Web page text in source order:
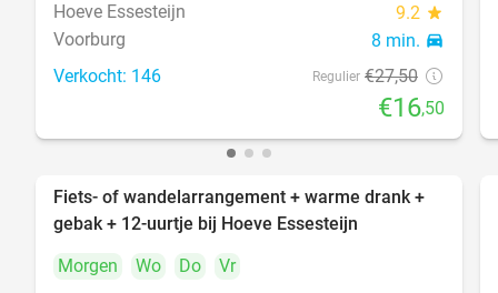
Hoeve Essesteijn
9.2 star
Voorburg 8 min. directions_car
Verkocht: 146 Regulier €27,50
€16,50
40%
Fiets- of wandelarrangement + warme drank +
gebak + 12-uurtje bij Hoeve Essesteijn
Morgen
Wo Do
Vr